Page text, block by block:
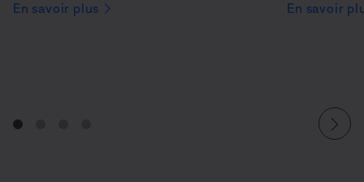
En savoir plus En savoir